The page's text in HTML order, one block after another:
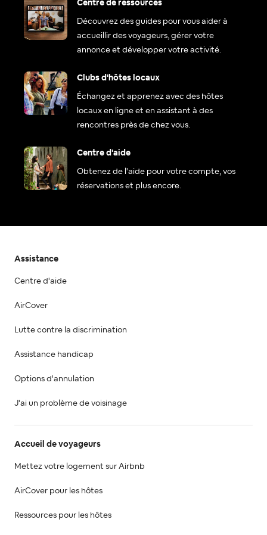
Centre de ressources
Découvrez des guides pour vous aider à
accueillir des voyageurs, gérer votre
annonce et développer votre activité.
Clubs d'hôtes locaux
Échangez et apprenez avec des hôtes
locaux en ligne et en assistant à des
rencontres près de chez vous.
Centre d'aide
Obtenez de l'aide pour votre compte, vos
réservations et plus encore.
Assistance
Centre d'aide
AirCover
Lutte contre la discrimination
Assistance handicap
Options d'annulation
J'ai un problème de voisinage
Accueil de voyageurs
Mettez votre logement sur Airbnb
AirCover pour les hôtes
Ressources pour les hôtes